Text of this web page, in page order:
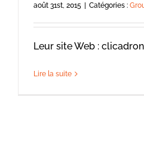
août 31st, 2015 Catégories :
Leur site Web :
Lire la suite